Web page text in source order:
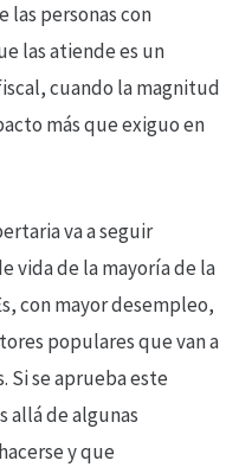
las personas con
las atiende es un
cuando la magnitud
más que exiguo en
va a seguir
vida de la mayoría de la
con mayor desempleo,
populares que van a
Si se aprueba este
allá de algunas
y que